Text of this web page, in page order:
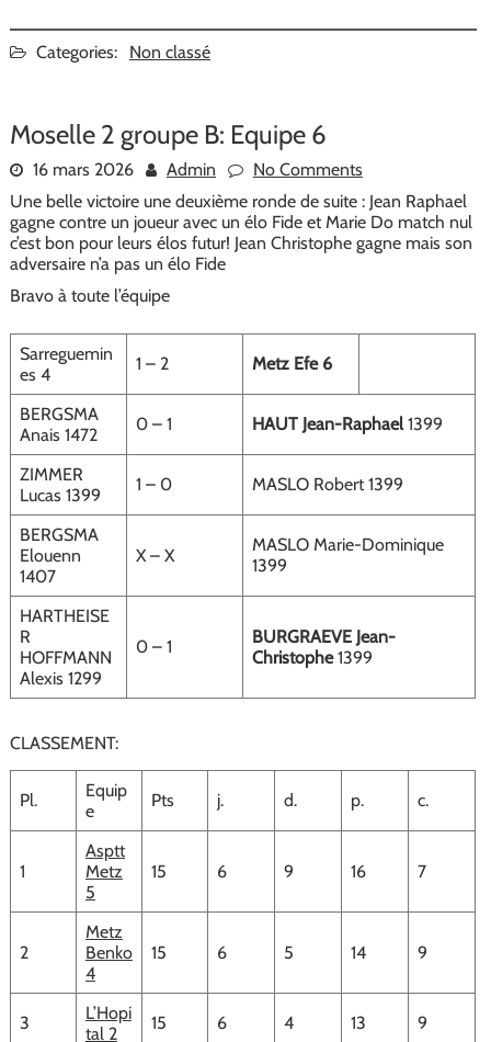
Categories: Non classé
Moselle 2 groupe B: Equipe 6
16 mars 2026 Admin
No Comments
Une belle victoire une deuxième ronde de suite : Jean Raphael
gagne contre un joueur avec un élo Fide et Marie Do match nul
c’est bon pour leurs élos futur! Jean Christophe gagne mais son
adversaire n’a pas un élo Fide
Bravo à toute l’équipe
Sarreguemin
es 4
1 – 2 Metz Efe 6
BERGSMA
Anais 1472
0 – 1 HAUT Jean-Raphael1399
ZIMMER
Lucas 1399
1 – 0 MASLO Robert 1399
BERGSMA
Elouenn
1407
X – X
MASLO Marie-Dominique
1399
HARTHEISE
R
HOFFMANN
Alexis 1299
0 – 1
BURGRAEVE Jean-
Christophe1399
CLASSEMENT:
Pl.
Equip
e
Pts j. d. p. c.
1
Asptt
Metz
5
15 6 9 16 7
2
Metz
Benko
4
15 6 5 14 9
3
L’Hopi
tal 2
15 6 4 13 9